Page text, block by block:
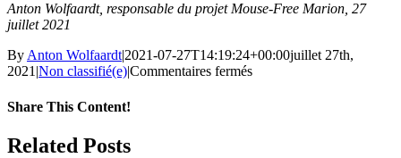
Anton Wolfaardt, responsable du projet Mouse-Free Marion, 27
juillet 2021
ByAnton Wolfaardt|2021-07-27T14:19:24+00:00juillet 27th,
2021|Non classifié(e)|Commentaires ferméssur
Share This Content!
Facebook
X
LinkedIn
WhatsApp
Tumblr
Pinterest
Email
Related Posts